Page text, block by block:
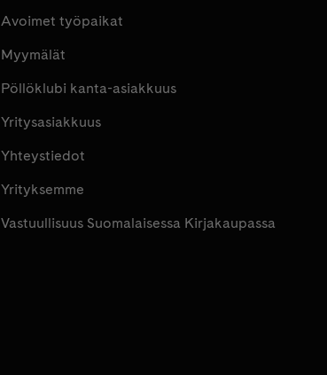
Avoimet työpaikat
Myymälät
Pöllöklubi kanta-asiakkuus
Yritysasiakkuus
Yhteystiedot
Yrityksemme
Vastuullisuus Suomalaisessa Kirjakaupassa